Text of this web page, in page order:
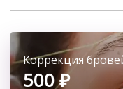
составов каждую
Классическое
2100 ₽
Коррекция
500 ₽